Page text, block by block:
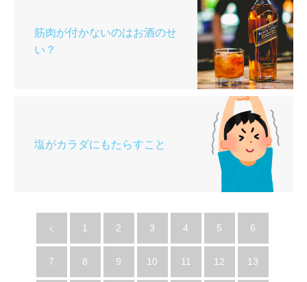
筋肉が付かないのはお酒のせ
い？
塩がカラダにもたらすこと
1 2 3 4 5 6
7 8 9 10 11 12 13